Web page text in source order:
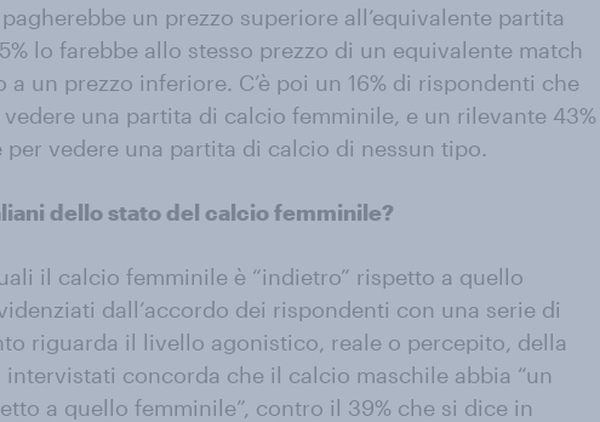
un prezzo superiore all’equivalente partita
lo farebbe allo stesso prezzo di un equivalente match
a un prezzo inferiore. C’è poi un 16% di rispondenti che
una partita di calcio femminile, e un rilevante 43%
per vedere una partita di calcio di nessun tipo.
dello stato del calcio femminile?
il calcio femminile è “indietro” rispetto a quello
dall’accordo dei rispondenti con una serie di
riguarda il livello agonistico, reale o percepito, della
concorda che il calcio maschile abbia “un
a quello femminile”, contro il 39% che si dice in